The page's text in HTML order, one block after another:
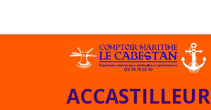
ACCASTILLEUR